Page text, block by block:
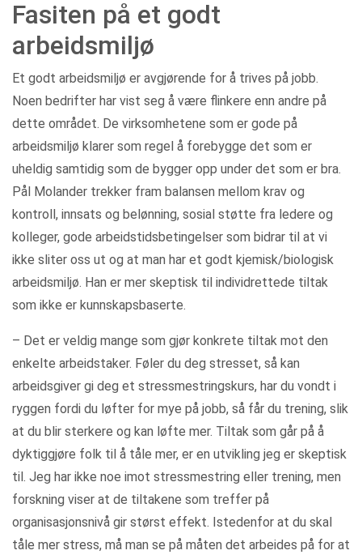
Fasiten på et godt
arbeidsmiljø
Et godt arbeidsmiljø er avgjørende for å trives på jobb.
Noen bedrifter har vist seg å være flinkere enn andre på
dette området. De virksomhetene som er gode på
arbeidsmiljø klarer som regel å forebygge det som er
uheldig samtidig som de bygger opp under det som er bra.
Pål Molander trekker fram balansen mellom krav og
kontroll, innsats og belønning, sosial støtte fra ledere og
kolleger, gode arbeidstidsbetingelser som bidrar til at vi
ikke sliter oss ut og at man har et godt kjemisk/biologisk
arbeidsmiljø. Han er mer skeptisk til individrettede tiltak
som ikke er kunnskapsbaserte.
– Det er veldig mange som gjør konkrete tiltak mot den
enkelte arbeidstaker. Føler du deg stresset, så kan
arbeidsgiver gi deg et stressmestringskurs, har du vondt i
ryggen fordi du løfter for mye på jobb, så får du trening, slik
at du blir sterkere og kan løfte mer. Tiltak som går på å
dyktiggjøre folk til å tåle mer, er en utvikling jeg er skeptisk
til. Jeg har ikke noe imot stressmestring eller trening, men
forskning viser at de tiltakene som treffer på
organisasjonsnivå gir størst effekt. Istedenfor at du skal
tåle mer stress, må man se på måten det arbeides på for at